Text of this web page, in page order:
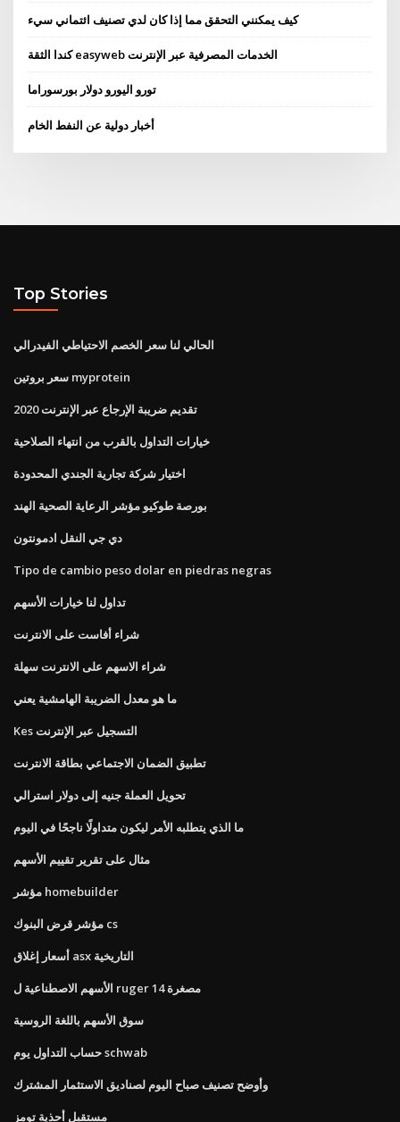
كيف يمكنني التحقق مما إذا كان لدي تصنيف ائتماني سيء
كندا الثقة easyweb الخدمات المصرفية عبر الإنترنت
تورو اليورو دولار بورسوراما
أخبار دولية عن النفط الخام
Top Stories
الحالي لنا سعر الخصم الاحتياطي الفيدرالي
سعر بروتين myprotein
تقديم ضريبة الإرجاع عبر الإنترنت 2020
خيارات التداول بالقرب من انتهاء الصلاحية
اختيار شركة تجارية الجندي المحدودة
بورصة طوكيو مؤشر الرعاية الصحية الهند
دي جي النقل ادمونتون
Tipo de cambio peso dolar en piedras negras
تداول لنا خيارات الأسهم
شراء أفاست على الانترنت
شراء الاسهم على الانترنت سهلة
ما هو معدل الضريبة الهامشية يعني
Kes التسجيل عبر الإنترنت
تطبيق الضمان الاجتماعي بطاقة الانترنت
تحويل العملة جنيه إلى دولار استرالي
ما الذي يتطلبه الأمر ليكون متداولًا ناجحًا في اليوم
مثال على تقرير تقييم الأسهم
مؤشر homebuilder
مؤشر قرض البنوك cs
أسعار إغلاق asx التاريخية
الأسهم الاصطناعية ل ruger مصغرة 14
سوق الأسهم باللغة الروسية
حساب التداول يوم schwab
وأوضح تصنيف صباح اليوم لصناديق الاستثمار المشترك
مستقبل أحذية تومز